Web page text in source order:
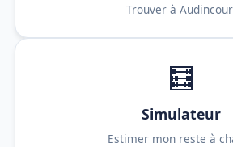
Trouver à
🧮
Simulateur
Estimer mon reste à